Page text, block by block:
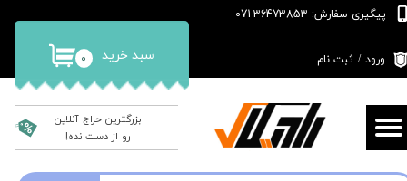
پیگیری سفارش: 36473853-071
۰ سبد خرید ورود / ثبت نام
تغییر گذر واژه
سفارشات
بزرگترین حراج آنلاین
رو از دست نده!